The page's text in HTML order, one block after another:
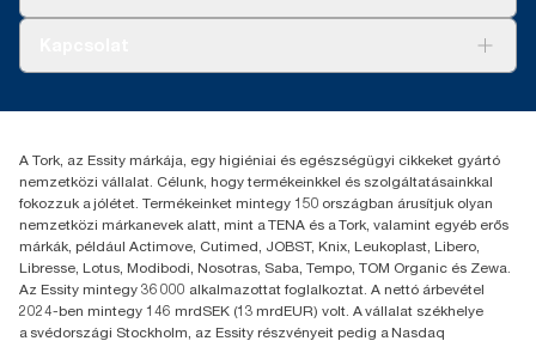
+36 1 392 2176
H-1021 Budapest
Budakeszi út 51.
A Tork, az Essity márkája, egy higiéniai és egészségügyi cikkeket gyártó
nemzetközi vállalat. Célunk, hogy termékeinkkel és szolgáltatásainkkal
fokozzuk a jólétet. Termékeinket mintegy 150 országban árusítjuk olyan
nemzetközi márkanevek alatt, mint a TENA és a Tork, valamint egyéb erős
márkák, például Actimove, Cutimed, JOBST, Knix, Leukoplast, Libero,
Libresse, Lotus, Modibodi, Nosotras, Saba, Tempo, TOM Organic és Zewa.
Az Essity mintegy 36 000 alkalmazottat foglalkoztat. A nettó árbevétel
2024-ben mintegy 146 mrdSEK (13 mrdEUR) volt. A vállalat székhelye
a svédországi Stockholm, az Essity részvényeit pedig a Nasdaq